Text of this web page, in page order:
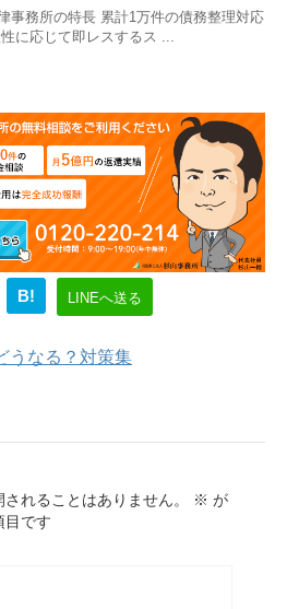
事務所の特長 累計1万件の債務整理対応
に応じて即レスするス ...
B! LINEへ送る
うなる？対策集
れることはありません。 ※ が
目です